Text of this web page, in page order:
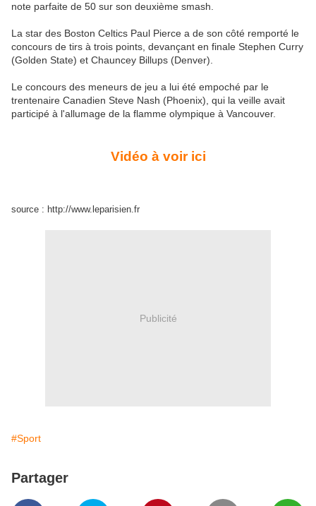
note parfaite de 50 sur son deuxième smash.
La star des Boston Celtics Paul Pierce a de son côté remporté le
concours de tirs à trois points, devançant en finale Stephen Curry
(Golden State) et Chauncey Billups (Denver).
Le concours des meneurs de jeu a lui été empoché par le
trentenaire Canadien Steve Nash (Phoenix), qui la veille avait
participé à l'allumage de la flamme olympique à Vancouver.
Vidéo à voir ici
source : http://www.leparisien.fr
Publicité
#Sport
Partager